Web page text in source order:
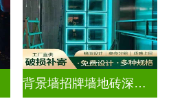
背景墙招牌墙地砖深渊镜千层镜